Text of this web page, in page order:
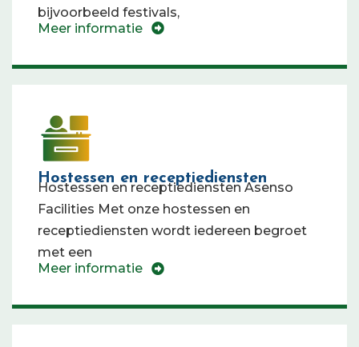
bijvoorbeeld festivals,
Meer informatie
Hostessen en receptiediensten
Hostessen en receptiediensten Asenso
Facilities Met onze hostessen en
receptiediensten wordt iedereen begroet
met een
Meer informatie